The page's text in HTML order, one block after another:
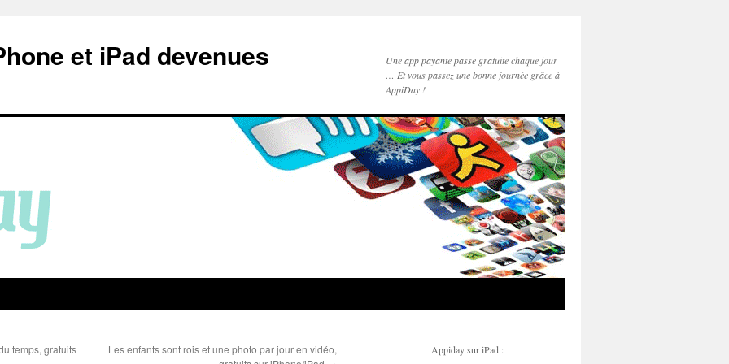
et iPad devenues
Une app payante passe gratuite chaque jour
… Et vous passez une bonne journée grâce à
AppiDay !
temps, gratuits
Les enfants sont rois et une photo par jour en vidéo,
Appiday sur iPad :